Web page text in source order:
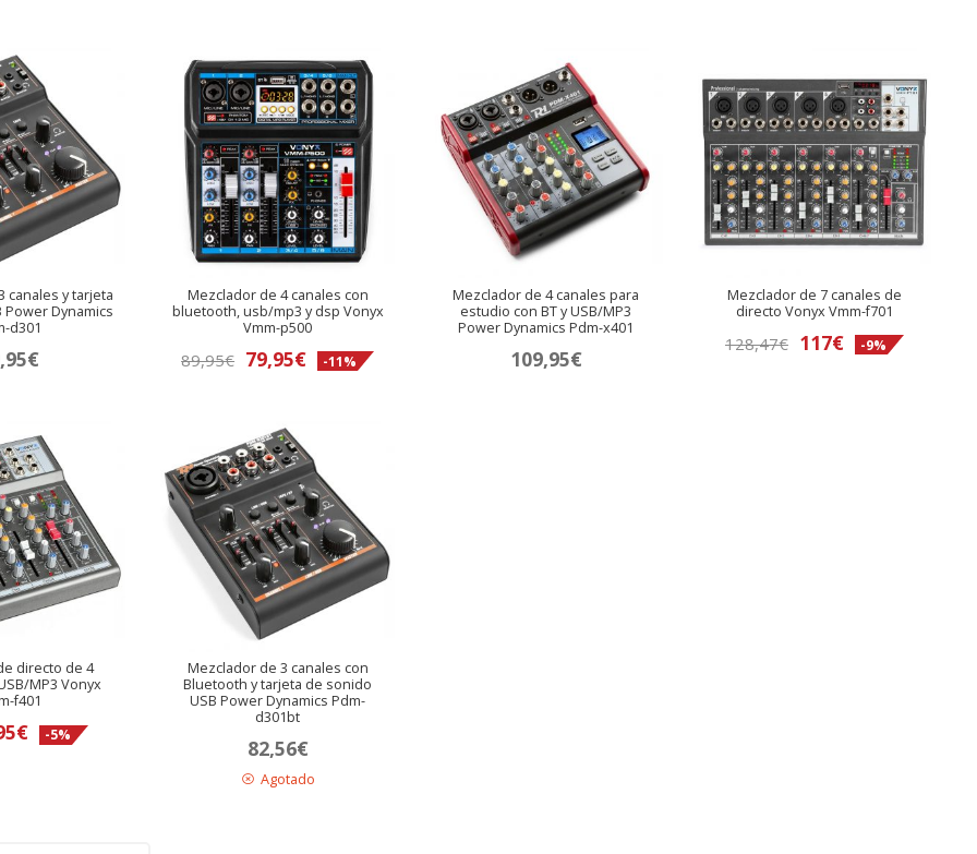
49,90€.
era:
109,90€.
es:
72,19€.
era:
156€.
es:
91,13€.
era:
54,95€.
es:
49,50€.
canales y tarjeta
Power Dynamics
d301
€
Mezclador de 4 canales con
bluetooth, usb/mp3 y dsp Vonyx
Vmm-p500
89,95€ El
era:
89,95€.
79,95€El
es:
79,95€.
-11%
Mezclador de 4 canales para
estudio con BT y USB/MP3
Power Dynamics Pdm-x401
109,95€
Mezclador de 7 canales de
directo Vonyx Vmm-f701
128,47€ El
117€El-9%
directo de 4
MP3 Vonyx
f401
€El-5%
Mezclador de 3 canales con
Bluetooth y tarjeta de sonido
USB Power Dynamics Pdm-
d301bt
82,56€
Agotado